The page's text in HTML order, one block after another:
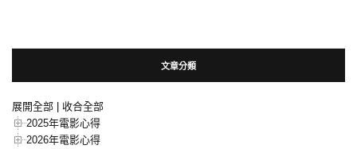
文章分類
展開全部 | 收合全部
2025年電影心得
2026年電影心得